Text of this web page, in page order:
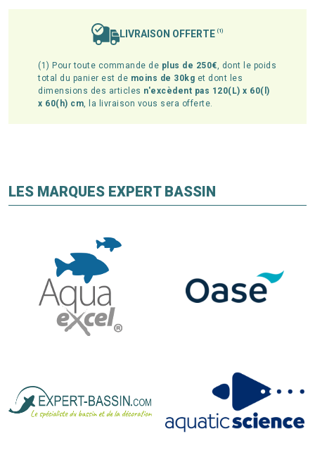
LIVRAISON OFFERTE (1)
(1) Pour toute commande de plus de 250€, dont le poids
total du panier est de moins de 30kg et dont les
dimensions des articles n'excèdent pas 120(L) x 60(l)
x 60(h) cm, la livraison vous sera offerte.
LES MARQUES EXPERT BASSIN